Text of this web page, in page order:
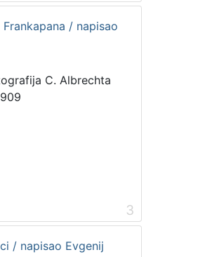
/ napisao
C. Albrechta
3
/ napisao Evgenij